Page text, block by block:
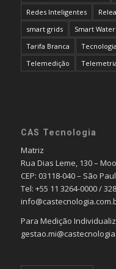
Redes Inteligentes
smart grids
Smart Water
Tarifa Branca
Tecnologia
Telemedição
CAS Tecnologia
Matriz
Rua Dias Leme, 130 –
CEP: 03118-040 – São
Tel: +55 11 3264-0000 /
Para Medição